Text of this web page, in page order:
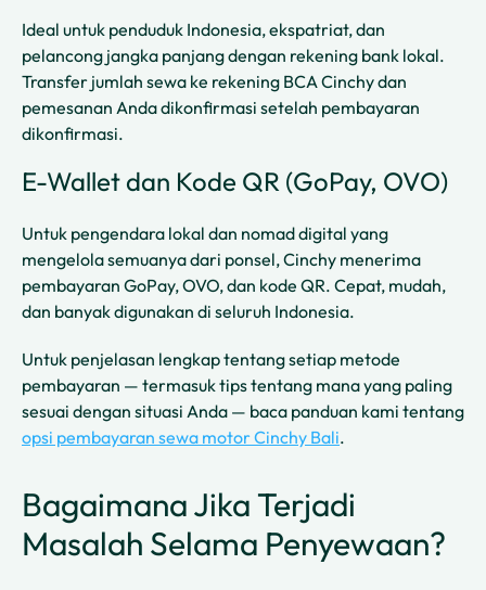
Ideal untuk penduduk Indonesia, ekspatriat, dan
pelancong jangka panjang dengan rekening bank lokal.
Transfer jumlah sewa ke rekening BCA Cinchy dan
pemesanan Anda dikonfirmasi setelah pembayaran
dikonfirmasi.
E-Wallet dan Kode QR (GoPay, OVO)
Untuk pengendara lokal dan nomad digital yang
mengelola semuanya dari ponsel, Cinchy menerima
pembayaran GoPay, OVO, dan kode QR. Cepat, mudah,
dan banyak digunakan di seluruh Indonesia.
Untuk penjelasan lengkap tentang setiap metode
pembayaran — termasuk tips tentang mana yang paling
sesuai dengan situasi Anda — baca panduan kami tentang
opsi pembayaran sewa motor Cinchy Bali.
Bagaimana Jika Terjadi
Masalah Selama Penyewaan?